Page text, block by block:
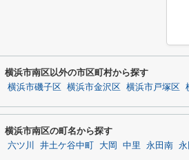
横浜市南区以外の市区町村から探す
横浜市磯子区 横浜市金沢区 横浜市戸塚区
横浜市南区の町名から探す
六ツ川 井土ケ谷中町 大岡 中里 永田南 永